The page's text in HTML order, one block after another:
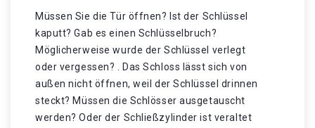
Müssen Sie die Tür öffnen? Ist der Schlüssel
kaputt? Gab es einen Schlüsselbruch?
Möglicherweise wurde der Schlüssel verlegt
oder vergessen? . Das Schloss lässt sich von
außen nicht öffnen, weil der Schlüssel drinnen
steckt? Müssen die Schlösser ausgetauscht
werden? Oder der Schließzylinder ist veraltet